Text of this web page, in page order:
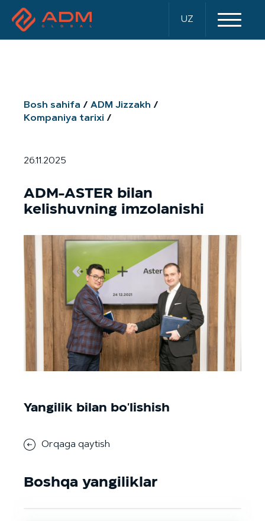
UZ
Bosh sahifa
ADM Jizzakh
Kompaniya tarixi
26.11.2025
ADM-ASTER bilan
kelishuvning imzolanishi
Yangilik bilan bo'lishish
Orqaga qaytish
Boshqa yangiliklar